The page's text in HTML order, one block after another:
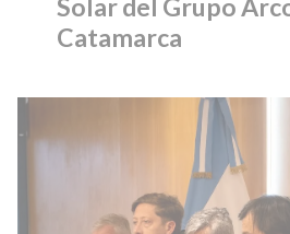
Solar del Grupo
Catamarca